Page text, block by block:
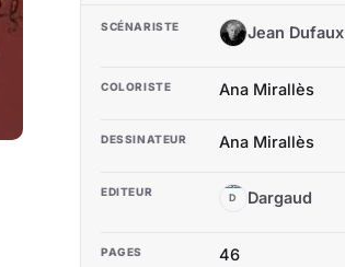
SCÉNARISTE JD Jean Dufaux
COLORISTE Ana Mirallès
DESSINATEUR Ana Mirallès
EDITEUR D Dargaud
PAGES 46